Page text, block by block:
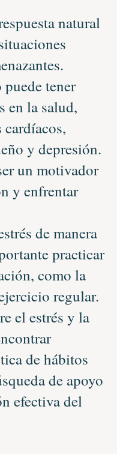
natural
tener
en la salud,
y depresión.
un motivador
y enfrentar
de manera
practicar
como la
regular.
el estrés y la
de hábitos
de apoyo
efectiva del